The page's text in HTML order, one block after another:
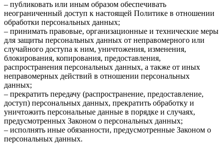
– публиковать или иным образом обеспечивать
неограниченный доступ к настоящей Политике в отношении
обработки персональных данных;
– принимать правовые, организационные и технические меры
для защиты персональных данных от неправомерного или
случайного доступа к ним, уничтожения, изменения,
блокирования, копирования, предоставления,
распространения персональных данных, а также от иных
неправомерных действий в отношении персональных
данных;
– прекратить передачу (распространение, предоставление,
доступ) персональных данных, прекратить обработку и
уничтожить персональные данные в порядке и случаях,
предусмотренных Законом о персональных данных;
– исполнять иные обязанности, предусмотренные Законом о
персональных данных.